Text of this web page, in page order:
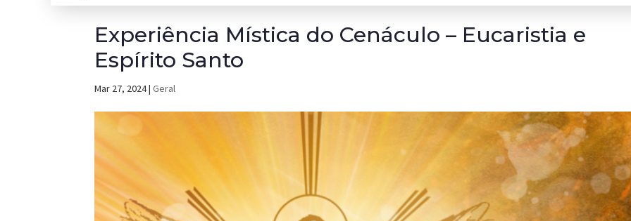
Experiência Mística do Cenáculo – Eucaristia e
Espírito Santo
Mar 27, 2024|Geral